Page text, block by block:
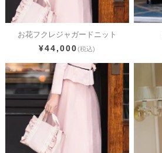
お花フクレジャガードニット
¥44,000(税込)